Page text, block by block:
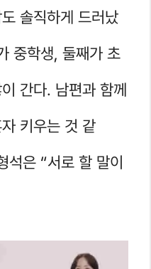
솔직하게 드러났
중학생, 둘째가 초
간다. 남편과 함께
키우는 것 같
석은 “서로 할 말이